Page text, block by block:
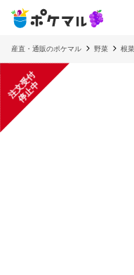
産直・通販のポケマル 野菜 根
注
文
受
付
停
止
中